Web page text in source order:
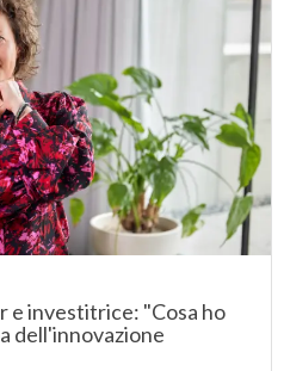
e investitrice: "Cosa ho
dell'innovazione